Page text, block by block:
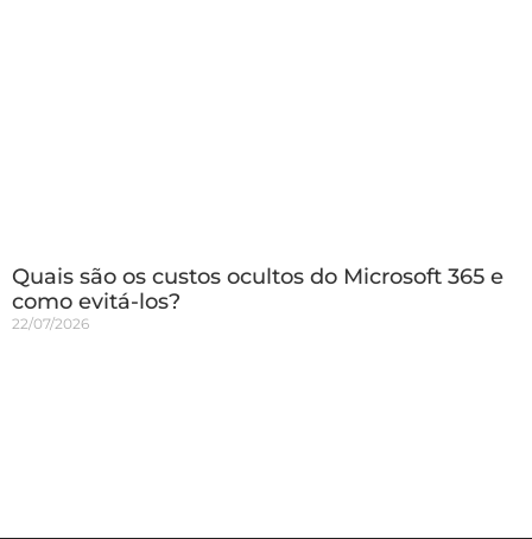
Quais são os custos ocultos do Microsoft 365 e
como evitá-los?
22/07/2026